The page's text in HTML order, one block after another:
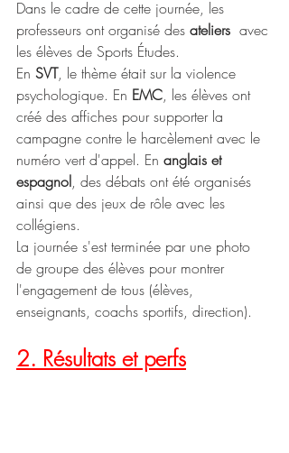
Dans le cadre de cette journée, les
professeurs ont organisé des ateliers avec
les élèves de Sports Études.
En SVT, le thème était sur la violence
psychologique. En EMC, les élèves ont
créé des affiches pour supporter la
campagne contre le harcèlement avec le
numéro vert d'appel. En anglais et
espagnol, des débats ont été organisés
ainsi que des jeux de rôle avec les
collégiens.
La journée s'est terminée par une photo
de groupe des élèves pour montrer
l'engagement de tous (élèves,
enseignants, coachs sportifs, direction).
2. Résultats et perfs